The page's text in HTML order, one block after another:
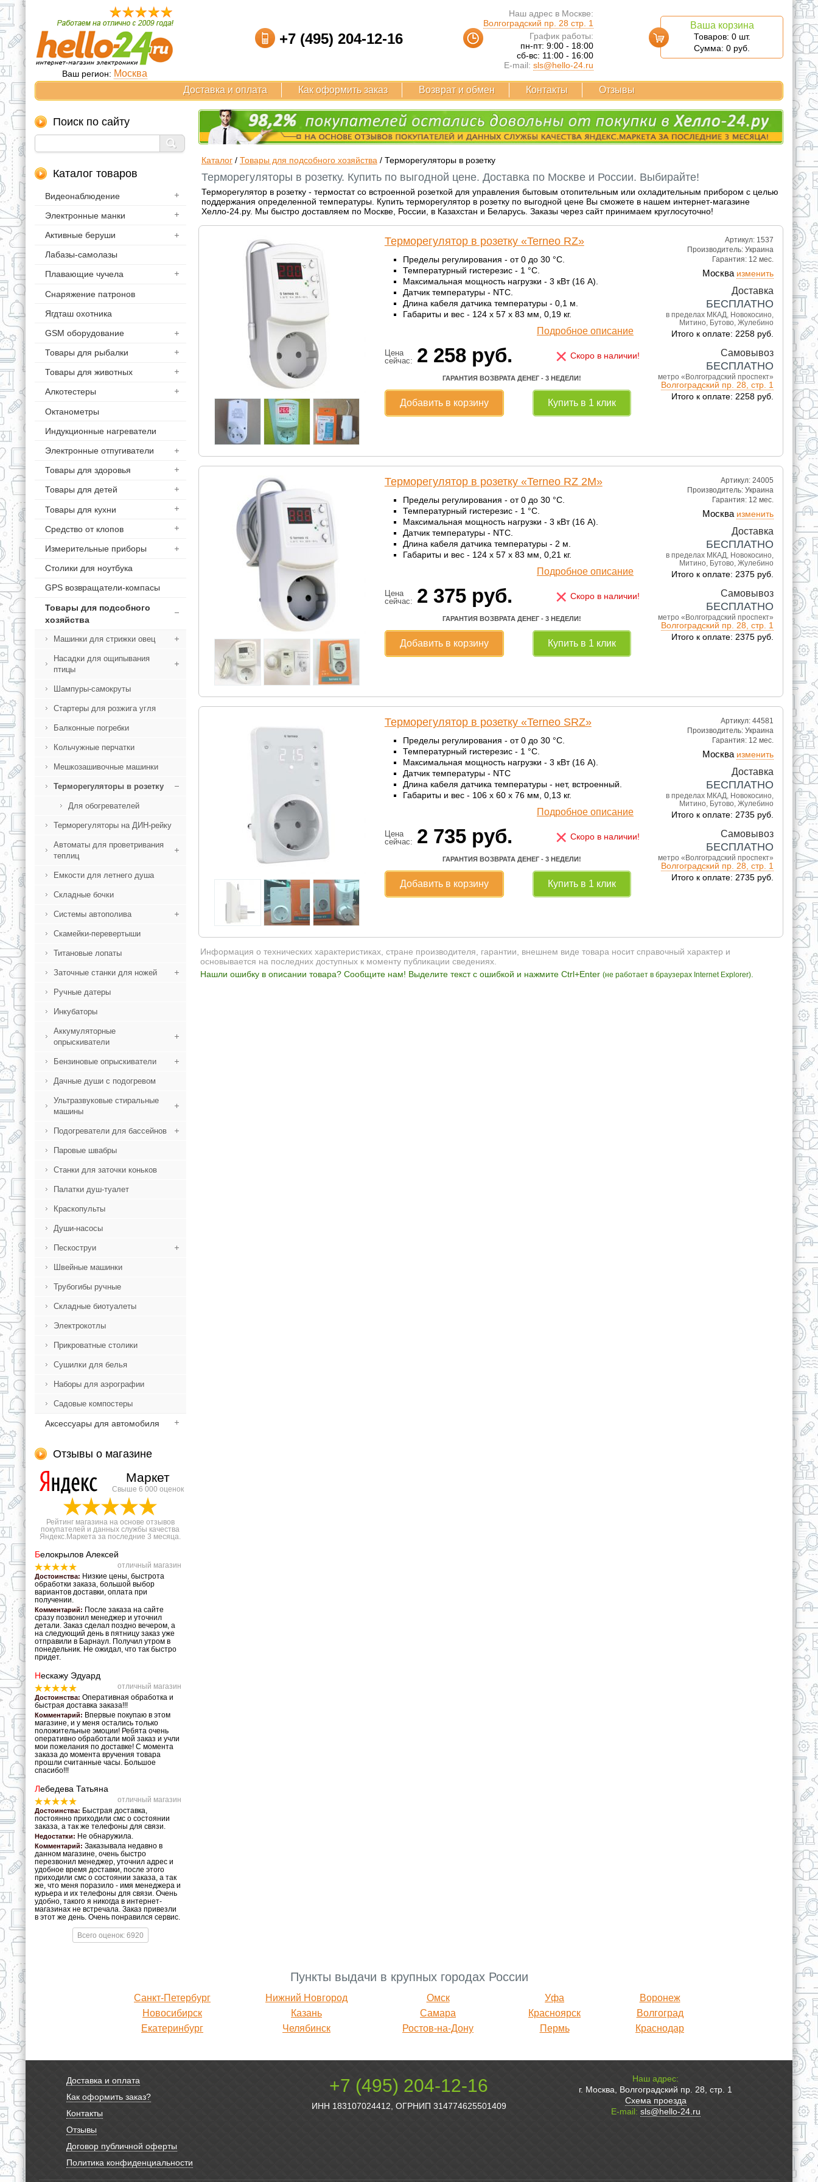
Ваш регион: Москва
+7 (495) 204-12-16
Наш адрес в Москве:
Волгоградский пр. 28 стр. 1
График работы:
пн-пт: 9:00 - 18:00
сб-вс: 11:00 - 16:00
E-mail: sls@hello-24.ru
Ваша корзина
Товаров: 0 шт.
Сумма: 0 руб.
Доставка и оплата Как оформить заказ Возврат и обмен Контакты Отзывы
Поиск по сайту
Каталог товаров
Видеонаблюдение
Электронные манки
Активные беруши
Лабазы-самолазы
Плавающие чучела
Снаряжение патронов
Ягдташ охотника
GSM оборудование
Товары для рыбалки
Товары для животных
Алкотестеры
Октанометры
Индукционные нагреватели
Электронные отпугиватели
Товары для здоровья
Товары для детей
Товары для кухни
Средство от клопов
Измерительные приборы
Столики для ноутбука
GPS возвращатели-компасы
Товары для подсобного
хозяйства
Машинки для стрижки овец
Насадки для ощипывания
птицы
Шампуры-самокруты
Стартеры для розжига угля
Балконные погребки
Кольчужные перчатки
Мешкозашивочные машинки
Терморегуляторы в розетку
Для обогревателей
Терморегуляторы на ДИН-рейку
Автоматы для проветривания
теплиц
Емкости для летнего душа
Складные бочки
Системы автополива
Скамейки-перевертыши
Титановые лопаты
Заточные станки для ножей
Ручные датеры
Инкубаторы
Аккумуляторные
опрыскиватели
Бензиновые опрыскиватели
Дачные души с подогревом
Ультразвуковые стиральные
машины
Подогреватели для бассейнов
Паровые швабры
Станки для заточки коньков
Палатки душ-туалет
Краскопульты
Души-насосы
Пескоструи
Швейные машинки
Трубогибы ручные
Складные биотуалеты
Электрокотлы
Прикроватные столики
Сушилки для белья
Наборы для аэрографии
Садовые компостеры
Аксессуары для автомобиля
Отзывы о магазине
Маркет
Свыше 6 000 оценок
Рейтинг магазина на основе отзывов
покупателей и данных службы качества
Яндекс.Маркета за последние 3 месяца.
Белокрылов Алексей
отличный магазин
Достоинства: Низкие цены, быстрота
обработки заказа, большой выбор
вариантов доставки, оплата при
получении.
Комментарий: После заказа на сайте
сразу позвонил менеджер и уточнил
детали. Заказ сделал поздно вечером, а
на следующий день в пятницу заказ уже
отправили в Барнаул. Получил утром в
понедельник. Не ожидал, что так быстро
придет.
Нескажу Эдуард
отличный магазин
Достоинства: Оперативная обработка и
быстрая доставка заказа!!!
Комментарий: Впервые покупаю в этом
магазине, и у меня остались только
положительные эмоции! Ребята очень
оперативно обработали мой заказ и учли
мои пожелания по доставке! С момента
заказа до момента вручения товара
прошли считанные часы. Большое
спасибо!!!
Лебедева Татьяна
отличный магазин
Достоинства: Быстрая доставка,
постоянно приходили смс о состоянии
заказа, а так же телефоны для связи.
Недостатки: Не обнаружила.
Комментарий: Заказывала недавно в
данном магазине, очень быстро
перезвонил менеджер, уточнил адрес и
удобное время доставки, после этого
приходили смс о состоянии заказа, а так
же, что меня поразило - имя менеджера и
курьера и их телефоны для связи. Очень
удобно, такого я никогда в интернет-
магазинах не встречала. Заказ привезли
в этот же день. Очень понравился сервис.
Всего оценок: 6920
Каталог/ Товары для подсобного хозяйства / Терморегуляторы в розетку
Терморегуляторы в розетку. Купить по выгодной цене. Доставка по Москве и России. Выбирайте!
Терморегулятор в розетку - термостат со встроенной розеткой для управления бытовым отопительным или охладительным прибором с целью
поддержания определенной температуры. Купить терморегулятор в розетку по выгодной цене Вы сможете в нашем интернет-магазине
Хелло-24.ру. Мы быстро доставляем по Москве, России, в Казахстан и Беларусь. Заказы через сайт принимаем круглосуточно!
Артикул: 1537
Производитель: Украина
Гарантия: 12 мес.
Москва изменить
Доставка
БЕСПЛАТНО
в пределах МКАД, Новокосино,
Митино, Бутово, Жулебино
Итого к оплате: 2258 руб.
Самовывоз
БЕСПЛАТНО
метро «Волгоградский проспект»
Волгоградский пр. 28, стр. 1
Итого к оплате: 2258 руб.
Терморегулятор в розетку «Terneo RZ»
Пределы регулирования - от 0 до 30 °С.
Температурный гистерезис - 1 °С.
Максимальная мощность нагрузки - 3 кВт (16 А).
Датчик температуры - NTC.
Длина кабеля датчика температуры - 0,1 м.
Габариты и вес - 124 x 57 x 83 мм, 0,19 кг.
Подробное описание
Цена
сейчас: 2 258руб. × Скоро в наличии!
ГАРАНТИЯ ВОЗВРАТА ДЕНЕГ - 3 НЕДЕЛИ!
Добавить в корзину Купить в 1 клик
Артикул: 24005
Производитель: Украина
Гарантия: 12 мес.
Москва изменить
Доставка
БЕСПЛАТНО
в пределах МКАД, Новокосино,
Митино, Бутово, Жулебино
Итого к оплате: 2375 руб.
Самовывоз
БЕСПЛАТНО
метро «Волгоградский проспект»
Волгоградский пр. 28, стр. 1
Итого к оплате: 2375 руб.
Терморегулятор в розетку «Terneo RZ 2М»
Пределы регулирования - от 0 до 30 °С.
Температурный гистерезис - 1 °С.
Максимальная мощность нагрузки - 3 кВт (16 А).
Датчик температуры - NTC.
Длина кабеля датчика температуры - 2 м.
Габариты и вес - 124 x 57 x 83 мм, 0,21 кг.
Подробное описание
Цена
сейчас: 2 375руб. × Скоро в наличии!
ГАРАНТИЯ ВОЗВРАТА ДЕНЕГ - 3 НЕДЕЛИ!
Добавить в корзину Купить в 1 клик
Артикул: 44581
Производитель: Украина
Гарантия: 12 мес.
Москва изменить
Доставка
БЕСПЛАТНО
в пределах МКАД, Новокосино,
Митино, Бутово, Жулебино
Итого к оплате: 2735 руб.
Самовывоз
БЕСПЛАТНО
метро «Волгоградский проспект»
Волгоградский пр. 28, стр. 1
Итого к оплате: 2735 руб.
Терморегулятор в розетку «Terneo SRZ»
Пределы регулирования - от 0 до 30 °С.
Температурный гистерезис - 1 °С.
Максимальная мощность нагрузки - 3 кВт (16 А).
Датчик температуры - NTC
Длина кабеля датчика температуры - нет, встроенный.
Габариты и вес - 106 x 60 x 76 мм, 0,13 кг.
Подробное описание
Цена
сейчас: 2 735руб. × Скоро в наличии!
ГАРАНТИЯ ВОЗВРАТА ДЕНЕГ - 3 НЕДЕЛИ!
Добавить в корзину Купить в 1 клик
Информация о технических характеристиках, стране производителя, гарантии, внешнем виде товара носит справочный характер и
основывается на последних доступных к моменту публикации сведениях.
Нашли ошибку в описании товара? Сообщите нам! Выделите текст с ошибкой и нажмите Ctrl+Enter (не работает в браузерах Internet Explorer).
Пункты выдачи в крупных городах России
Санкт-Петербург
Новосибирск
Екатеринбург
Нижний Новгород
Казань
Челябинск
Омск
Самара
Ростов-на-Дону
Уфа
Красноярск
Пермь
Воронеж
Волгоград
Краснодар
Доставка и оплата
Как оформить заказ?
Контакты
Отзывы
Договор публичной оферты
Политика конфиденциальности
+7 (495) 204-12-16
ИНН 183107024412, ОГРНИП 314774625501409
Наш адрес:
г. Москва, Волгоградский пр. 28, стр. 1
Схема проезда
E-mail: sls@hello-24.ru